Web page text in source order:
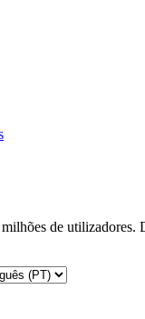
de utilizadores.